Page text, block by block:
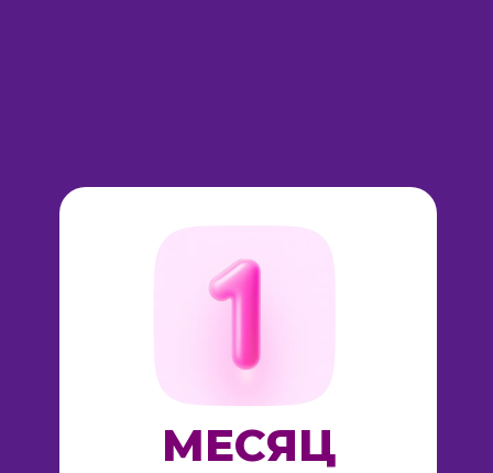
МЕСЯЦ